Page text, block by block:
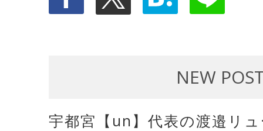
NEW
宇都宮【un】代表の渡邉リ